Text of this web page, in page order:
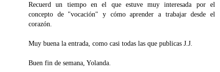
Recuerd un tiempo en el que estuve muy interesada por el
concepto de "vocación" y cómo aprender a trabajar desde el
corazón.
Muy buena la entrada, como casi todas las que publicas J.J.
Buen fin de semana, Yolanda.